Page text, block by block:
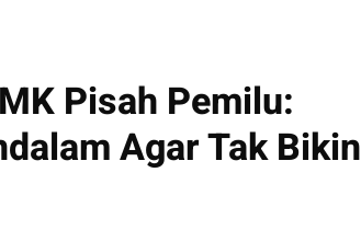
Pisah Pemilu:
Agar Tak Bikin